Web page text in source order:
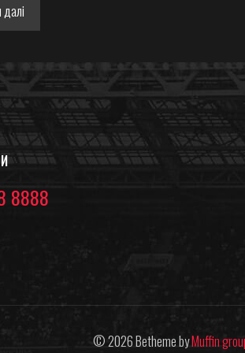
8888
© 2026 Betheme byMuffin